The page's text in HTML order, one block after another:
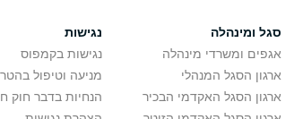
סגל ומינהלה
אגפים ומשרדי מינהלה
ארגון הסגל המנהלי
ארגון הסגל האקדמי הבכיר
נגישות
נגישות בקמפוס
מניעה וטיפול
הנחיות בדבר חוק